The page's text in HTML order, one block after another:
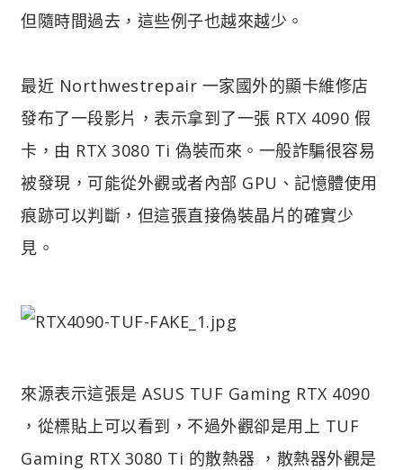
但隨時間過去，這些例子也越來越少。
最近 Northwestrepair 一家國外的顯卡維修店
發布了一段影片，表示拿到了一張 RTX 4090 假
卡，由 RTX 3080 Ti 偽裝而來。一般詐騙很容易
被發現，可能從外觀或者內部 GPU、記憶體使用
痕跡可以判斷，但這張直接偽裝晶片的確實少
見。
來源表示這張是 ASUS TUF Gaming RTX 4090
，從標貼上可以看到，不過外觀卻是用上 TUF
Gaming RTX 3080 Ti 的散熱器 ，散熱器外觀是